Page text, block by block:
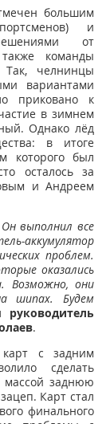
большим
и
от
команды
Так, челнинцы
вариантами
приковано к
в зимнем
Однако лёд
в итоге
которого был
осталось за
и Андреем
выполнил все
аккумулятор
проблем.
оказались
Возможно, они
шипах. Будем
руководитель
.
с задним
сделать
массой заднюю
Карт стал
финального